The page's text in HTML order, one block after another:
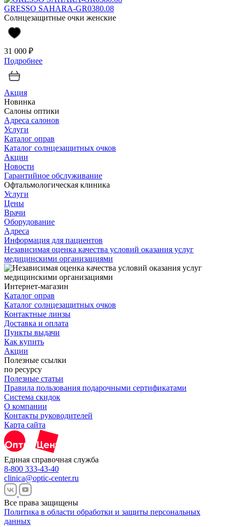
GRESSO SAHARA-GR0380.08
Солнцезащитные очки женские
31 000 ₽
Подробнее
Акция
Новинка
Салоны оптики
Адреса салонов
Услуги
Каталог оправ
Каталог солнцезащитных очков
Акции
Новости
Гарантийное обслуживание
Офтальмологическая клиника
Услуги
Цены
Врачи
Оборудование
Адреса
Информация для пациентов
Независимая оценка качества условий оказания услуг
медицинскими организациями
Интернет-магазин
Каталог оправ
Каталог солнцезащитных очков
Контактные линзы
Доставка и оплата
Пункты выдачи
Как купить
Акции
Полезные ссылки
по ресурсу
Полезные статьи
Правила пользования подарочными сертификатами
Система скидок
О компании
Контакты руководителей
Карта сайта
Единая справочная служба
8-800 333-43-40
clinica@optic-center.ru
Все права защищены
Политика в области обработки и защиты персональных
данных